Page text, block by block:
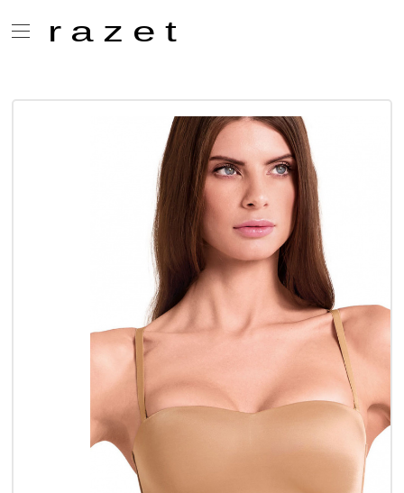
razet